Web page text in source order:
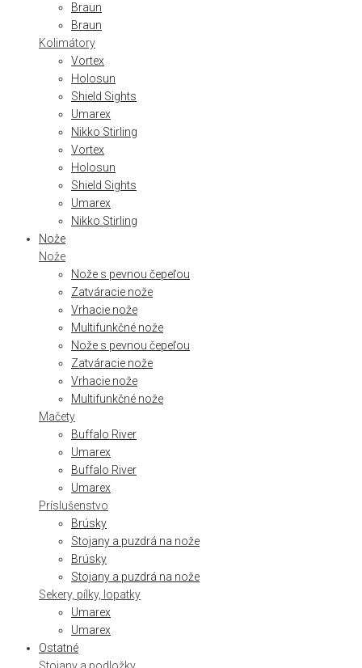
Braun
Braun
Kolimátory
Vortex
Holosun
Shield Sights
Umarex
Nikko Stirling
Vortex
Holosun
Shield Sights
Umarex
Nikko Stirling
Nože
Nože
Nože s pevnou čepeľou
Zatváracie nože
Vrhacie nože
Multifunkčné nože
Nože s pevnou čepeľou
Zatváracie nože
Vrhacie nože
Multifunkčné nože
Mačety
Buffalo River
Umarex
Buffalo River
Umarex
Príslušenstvo
Brúsky
Stojany a puzdrá na nože
Brúsky
Stojany a puzdrá na nože
Sekery, pílky, lopatky
Umarex
Umarex
Ostatné